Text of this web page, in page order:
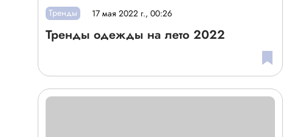
Тренды 17 мая 2022 г., 00:26
Тренды одежды на лето 2022